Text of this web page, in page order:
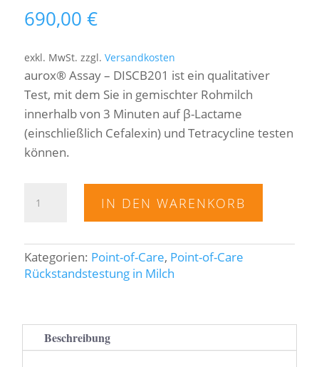
690,00 €
exkl. MwSt. zzgl. Versandkosten
aurox® Assay – DISCB201 ist ein qualitativer
Test, mit dem Sie in gemischter Rohmilch
innerhalb von 3 Minuten auf β-Lactame
(einschließlich Cefalexin) und Tetracycline testen
können.
Test
IN DEN WARENKORB
Kategorien: Point-of-Care, Point-of-Care
Rückstandstestung in Milch
Beschreibung